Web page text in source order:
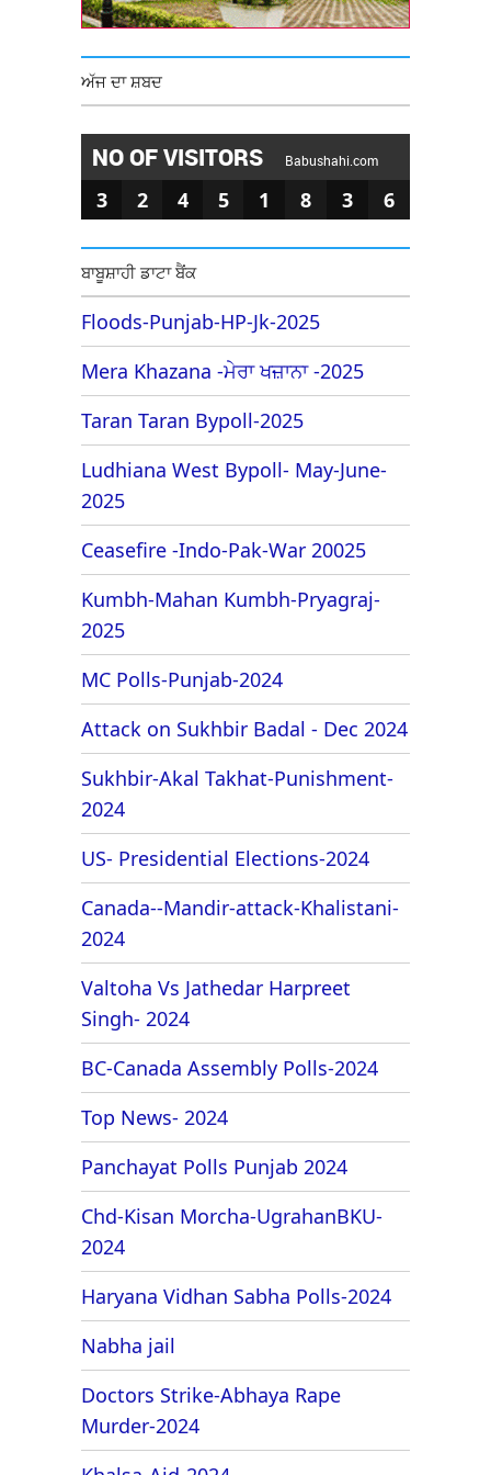
ਅੱਜ ਦਾ ਸ਼ਬਦ
NO OF VISITORS Babushahi.com
3 2 4 5 1 8 3 6
ਬਾਬੂਸ਼ਾਹੀ ਡਾਟਾ ਬੈਂਕ
Floods-Punjab-HP-Jk-2025
Mera Khazana -ਮੇਰਾ ਖਜ਼ਾਨਾ -2025
Taran Taran Bypoll-2025
Ludhiana West Bypoll- May-June-
2025
Ceasefire -Indo-Pak-War 20025
Kumbh-Mahan Kumbh-Pryagraj-
2025
MC Polls-Punjab-2024
Attack on Sukhbir Badal - Dec 2024
Sukhbir-Akal Takhat-Punishment-
2024
US- Presidential Elections-2024
Canada--Mandir-attack-Khalistani-
2024
Valtoha Vs Jathedar Harpreet
Singh- 2024
BC-Canada Assembly Polls-2024
Top News- 2024
Panchayat Polls Punjab 2024
Chd-Kisan Morcha-UgrahanBKU-
2024
Haryana Vidhan Sabha Polls-2024
Nabha jail
Doctors Strike-Abhaya Rape
Murder-2024